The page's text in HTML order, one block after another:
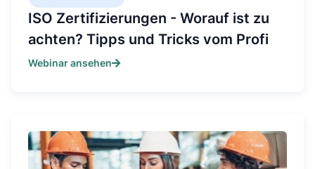
ISO Zertifizierungen - Worauf ist zu
achten? Tipps und Tricks vom Profi
Webinar ansehen